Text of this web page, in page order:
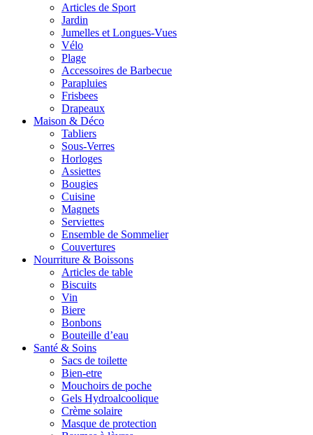
Articles de Sport
Jardin
Jumelles et Longues-Vues
Vélo
Plage
Accessoires de Barbecue
Parapluies
Frisbees
Drapeaux
Maison & Déco
Tabliers
Sous-Verres
Horloges
Assiettes
Bougies
Cuisine
Magnets
Serviettes
Ensemble de Sommelier
Couvertures
Nourriture & Boissons
Articles de table
Biscuits
Vin
Biere
Bonbons
Bouteille d’eau
Santé & Soins
Sacs de toilette
Bien-etre
Mouchoirs de poche
Gels Hydroalcoolique
Crème solaire
Masque de protection